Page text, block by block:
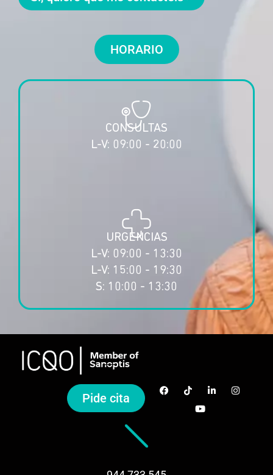
HORARIO
CONSULTAS
L-V: 09:00 - 20:00
URGENCIAS
L-V: 09:00 - 13:30
L-V: 15:00 - 19:30
S: 10:00 - 13:30
Pide cita